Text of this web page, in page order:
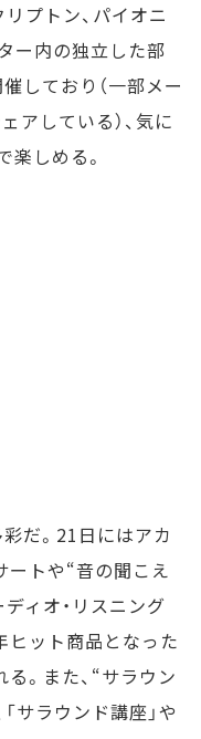
プトン、パイオニ
ー内の独立した部
しており（一部メー
アしている）、気に
楽しめる。
だ。21日にはアカ
ートや“音の聞こえ
ィオ・リスニング
ヒット商品となった
。また、“サラウン
サラウンド講座」や